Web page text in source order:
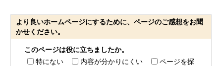
より良いホームページにするために、ページのご感想をお聞
かせください。
このページは役に立ちましたか。
特にない
内容が分かりにくい
ページを探